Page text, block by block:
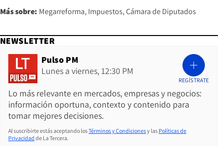
Más sobre: Megarreforma Impuestos Cámara de Diputados
NEWSLETTER
Pulso PM
Lunes a viernes, 12:30 PM
Lo más relevante en mercados, empresas y negocios:
información oportuna, contexto y contenido para
tomar mejores decisiones.
REGÍSTRATE
Al suscribirte estás aceptando losTérminos y Condicionesy las Políticas de
Privacidad de La Tercera.